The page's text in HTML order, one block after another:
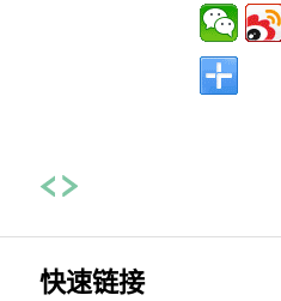
快速链接